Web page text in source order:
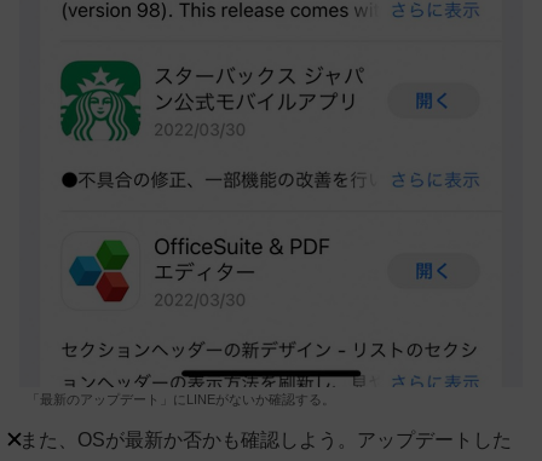
「最新のアップデート」にLINEがないか確認する。
また、OSが最新か否かも確認しよう。アップデートした